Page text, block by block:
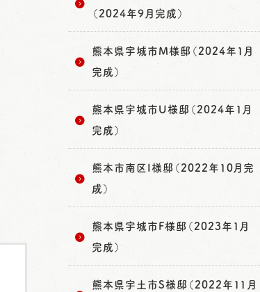
（2024年9月完成）
熊本県宇城市M様邸（2024年1月
完成）
熊本県宇城市U様邸（2024年1月
完成）
熊本市南区I様邸（2022年10月完
成）
熊本県宇城市F様邸（2023年1月
完成）
熊本県宇土市S様邸（2022年11月